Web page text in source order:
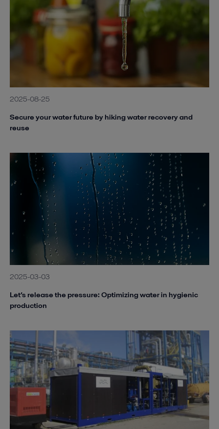
2025-08-25
Secure your water future by hiking water recovery and
reuse
2025-03-03
Let’s release the pressure: Optimizing water in hygienic
production